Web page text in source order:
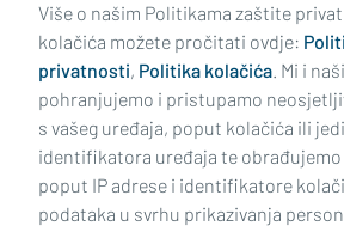
VIDI STARIJE
Više o našim Politikama zaštite
kolačića možete pročitati ovdje:
privatnosti, Politika kolačića. Mi i
pohranjujemo i pristupamo
s vašeg uređaja, poput kolačića ili
identifikatora uređaja te
poput IP adrese i identifikatore
podataka u svrhu prikazivanja